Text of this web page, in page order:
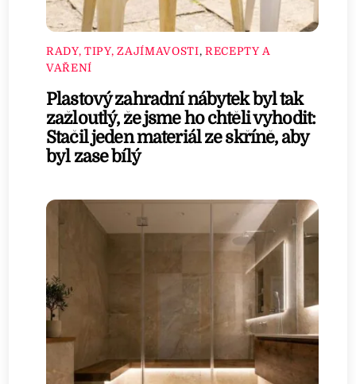
RADY, TIPY, ZAJÍMAVOSTI, RECEPTY A
VAŘENÍ
Plastový zahradní nábytek byl tak
zažloutlý, že jsme ho chtěli vyhodit:
Stačil jeden materiál ze skříně, aby
byl zase bílý